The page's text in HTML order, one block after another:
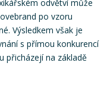
odvětví může
po vzoru
Výsledkem však je
s přímou konkurencí
přicházejí na základě